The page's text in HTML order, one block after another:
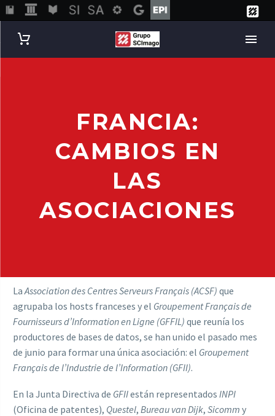
FRANCIA:
CAMBIOS EN
LAS
ASOCIACIONES
LaAssociation des Centres Serveurs Français (ACSF) que
agrupaba los hosts franceses y el Groupement Français de
Fournisseurs d’Information en Ligne (GFFIL) que reunía los
productores de bases de datos, se han unido el pasado mes
de junio para formar una única asociación: el Groupement
Français de l’Industrie de l’Information (GFII).
En la Junta Directiva de GFIIestán representados INPI
(Oficina de patentes), Questel, Bureau van Dijk, Sicomm y